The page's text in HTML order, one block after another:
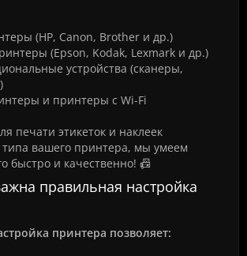
(HP, Canon, Brother и др.)
(Epson, Kodak, Lexmark и др.)
устройства (сканеры,
и принтеры с Wi-Fi
печати этикеток и наклеек
типа вашего принтера, мы умеем
быстро и качественно! 📠
правильная настройка
принтера позволяет: